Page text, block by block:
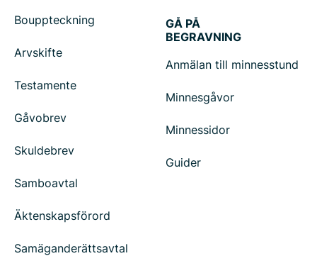
Bouppteckning
Arvskifte
Testamente
Gåvobrev
Skuldebrev
Samboavtal
Äktenskapsförord
Samäganderättsavtal
GÅ PÅ
BEGRAVNING
Anmälan till minnesstund
Minnesgåvor
Minnessidor
Guider